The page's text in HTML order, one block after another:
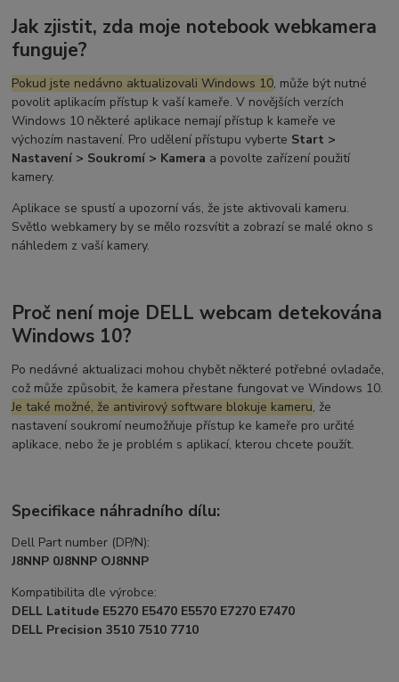
Jak zjistit, zda moje notebook webkamera
funguje?
Pokud jste nedávno aktualizovali Windows 10, může být nutné
povolit aplikacím přístup k vaší kameře. V novějších verzích
Windows 10 některé aplikace nemají přístup k kameře ve
výchozím nastavení. Pro udělení přístupu vyberte Start >
Nastavení > Soukromí > Kamera a povolte zařízení použití
kamery.
Aplikace se spustí a upozorní vás, že jste aktivovali kameru.
Světlo webkamery by se mělo rozsvítit a zobrazí se malé okno s
náhledem z vaší kamery.
Proč není moje DELL webcam detekována
Windows 10?
Po nedávné aktualizaci mohou chybět některé potřebné ovladače,
což může způsobit, že kamera přestane fungovat ve Windows 10.
Je také možné, že antivirový software blokuje kameru, že
nastavení soukromí neumožňuje přístup ke kameře pro určité
aplikace, nebo že je problém s aplikací, kterou chcete použít.
Specifikace náhradního dílu:
Dell Part number (DP/N):
J8NNP 0J8NNP OJ8NNP
Kompatibilita dle výrobce:
DELL Latitude E5270 E5470 E5570 E7270 E7470
DELL Precision 3510 7510 7710